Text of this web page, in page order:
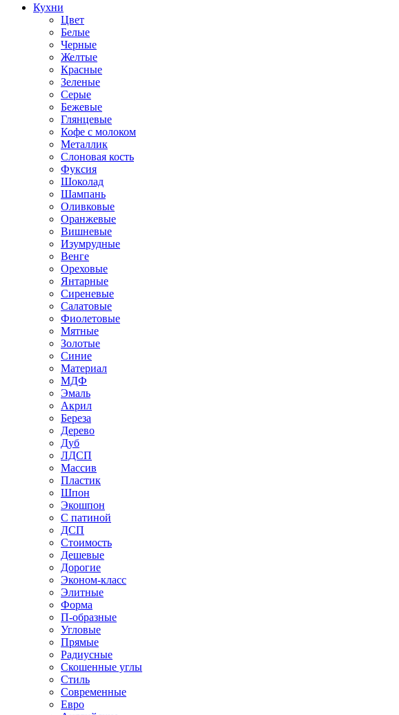
Кухни
Цвет
Белые
Черные
Желтые
Красные
Зеленые
Серые
Бежевые
Глянцевые
Кофе с молоком
Металлик
Слоновая кость
Фуксия
Шоколад
Шампань
Оливковые
Оранжевые
Вишневые
Изумрудные
Венге
Ореховые
Янтарные
Сиреневые
Салатовые
Фиолетовые
Мятные
Золотые
Синие
Материал
МДФ
Эмаль
Акрил
Береза
Дерево
Дуб
ЛДСП
Массив
Пластик
Шпон
Экошпон
С патиной
ДСП
Стоимость
Дешевые
Дорогие
Эконом-класс
Элитные
Форма
П-образные
Угловые
Прямые
Радиусные
Скошенные углы
Стиль
Современные
Евро